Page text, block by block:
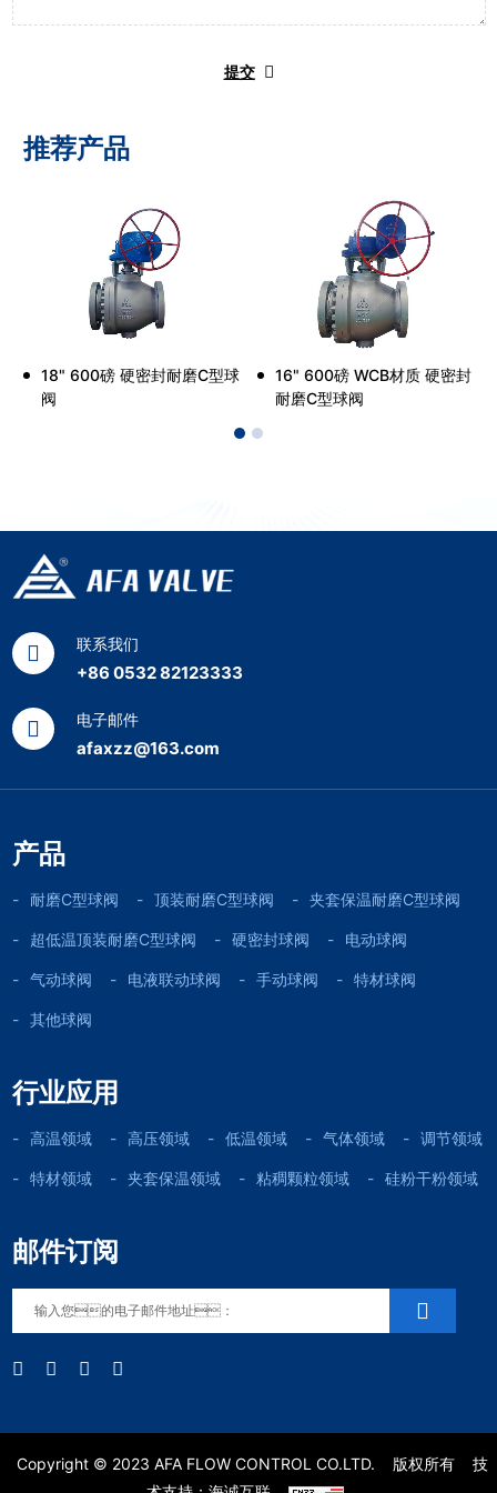
提交
推荐产品
18" 600磅 硬密封耐磨C型球
阀
16" 600磅 WCB材质 硬密封
耐磨C型球阀
联系我们
+86 0532 82123333
电子邮件
afaxzz@163.com
产品
耐磨C型球阀 顶装耐磨C型球阀 夹套保温耐磨C型球阀
超低温顶装耐磨C型球阀 硬密封球阀 电动球阀
气动球阀 电液联动球阀 手动球阀 特材球阀
其他球阀
行业应用
高温领域 高压领域 低温领域 气体领域 调节领域
特材领域 夹套保温领域 粘稠颗粒领域 硅粉干粉领域
邮件订阅
Copyright © 2023 AFA FLOW CONTROL CO.LTD. 版权所有
技